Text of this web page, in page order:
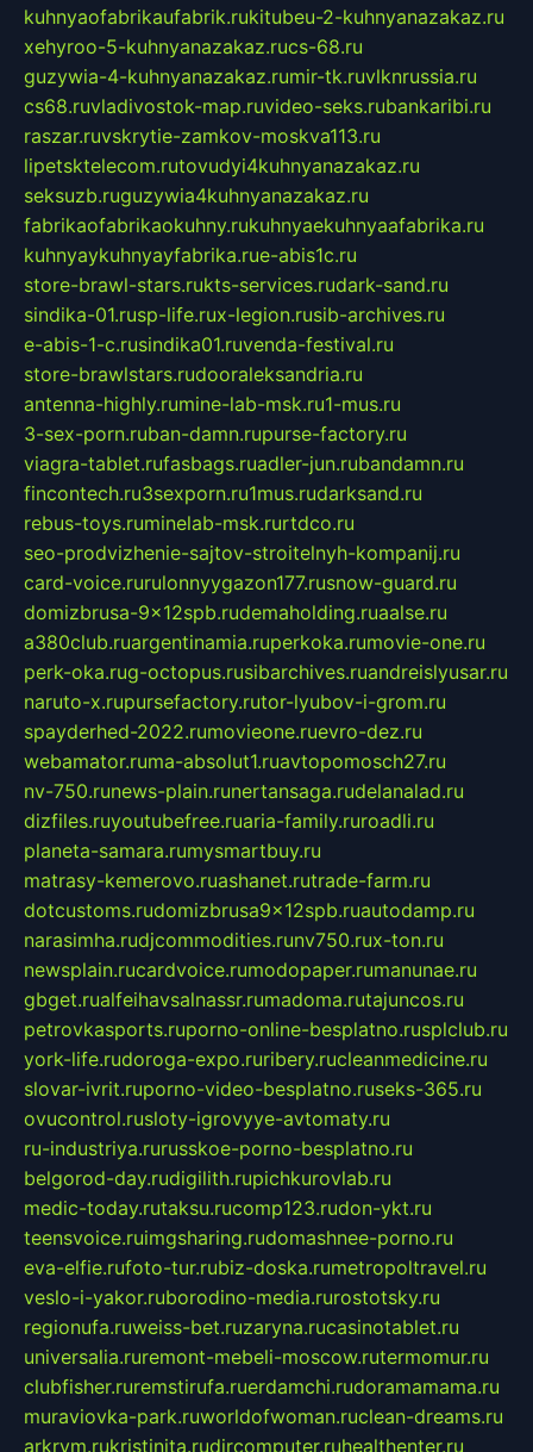
kuhnyaofabrikaufabrik.rukitubeu-2-kuhnyanazakaz.ru
xehyroo-5-kuhnyanazakaz.rucs-68.ru
guzywia-4-kuhnyanazakaz.rumir-tk.ruvlknrussia.ru
cs68.ruvladivostok-map.ruvideo-seks.rubankaribi.ru
raszar.ruvskrytie-zamkov-moskva113.ru
lipetsktelecom.rutovudyi4kuhnyanazakaz.ru
seksuzb.ruguzywia4kuhnyanazakaz.ru
fabrikaofabrikaokuhny.rukuhnyaekuhnyaafabrika.ru
kuhnyaykuhnyayfabrika.rue-abis1c.ru
store-brawl-stars.rukts-services.rudark-sand.ru
sindika-01.rusp-life.rux-legion.rusib-archives.ru
e-abis-1-c.rusindika01.ruvenda-festival.ru
store-brawlstars.rudooraleksandria.ru
antenna-highly.rumine-lab-msk.ru1-mus.ru
3-sex-porn.ruban-damn.rupurse-factory.ru
viagra-tablet.rufasbags.ruadler-jun.rubandamn.ru
fincontech.ru3sexporn.ru1mus.rudarksand.ru
rebus-toys.ruminelab-msk.rurtdco.ru
seo-prodvizhenie-sajtov-stroitelnyh-kompanij.ru
card-voice.rurulonnyygazon177.rusnow-guard.ru
domizbrusa-9x12spb.rudemaholding.ruaalse.ru
a380club.ruargentinamia.ruperkoka.rumovie-one.ru
perk-oka.rug-octopus.rusibarchives.ruandreislyusar.ru
naruto-x.rupursefactory.rutor-lyubov-i-grom.ru
spayderhed-2022.rumovieone.ruevro-dez.ru
webamator.ruma-absolut1.ruavtopomosch27.ru
nv-750.runews-plain.runertansaga.rudelanalad.ru
dizfiles.ruyoutubefree.ruaria-family.ruroadli.ru
planeta-samara.rumysmartbuy.ru
matrasy-kemerovo.ruashanet.rutrade-farm.ru
dotcustoms.rudomizbrusa9x12spb.ruautodamp.ru
narasimha.rudjcommodities.runv750.rux-ton.ru
newsplain.rucardvoice.rumodopaper.rumanunae.ru
gbget.rualfeihavsalnassr.rumadoma.rutajuncos.ru
petrovkasports.ruporno-online-besplatno.rusplclub.ru
york-life.rudoroga-expo.ruribery.rucleanmedicine.ru
slovar-ivrit.ruporno-video-besplatno.ruseks-365.ru
ovucontrol.rusloty-igrovyye-avtomaty.ru
ru-industriya.rurusskoe-porno-besplatno.ru
belgorod-day.rudigilith.rupichkurovlab.ru
medic-today.rutaksu.rucomp123.rudon-ykt.ru
teensvoice.ruimgsharing.rudomashnee-porno.ru
eva-elfie.rufoto-tur.rubiz-doska.rumetropoltravel.ru
veslo-i-yakor.ruborodino-media.rurostotsky.ru
regionufa.ruweiss-bet.ruzaryna.rucasinotablet.ru
universalia.ruremont-mebeli-moscow.rutermomur.ru
clubfisher.ruremstirufa.ruerdamchi.rudoramamama.ru
muraviovka-park.ruworldofwoman.ruclean-dreams.ru
arkrym.rukristinita.rudircomputer.ruhealthenter.ru